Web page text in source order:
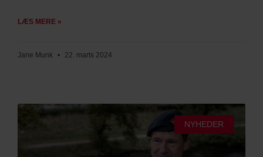
LÆS MERE »
Jane Munk 22. marts 2024
NYHEDER